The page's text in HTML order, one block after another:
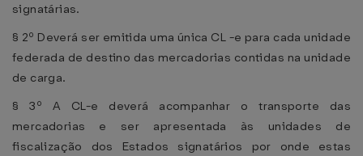
signatárias.
§ 2º Deverá ser emitida uma única CL -e para cada unidade
federada de destino das mercadorias contidas na unidade
de carga.
§ 3º A CL-e deverá acompanhar o transporte das
mercadorias e ser apresentada às unidades de
fiscalização dos Estados signatários por onde estas